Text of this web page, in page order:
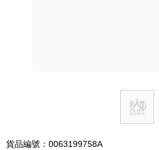
貨品編號：0063199758A